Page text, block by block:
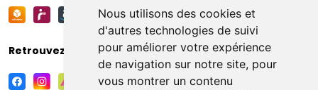
Nous utilisons des cookies et
d'autres technologies de suivi
pour améliorer votre expérience
de navigation sur notre site, pour
vous montrer un contenu
Retrouvez-nous sur vos réseaux sociaux